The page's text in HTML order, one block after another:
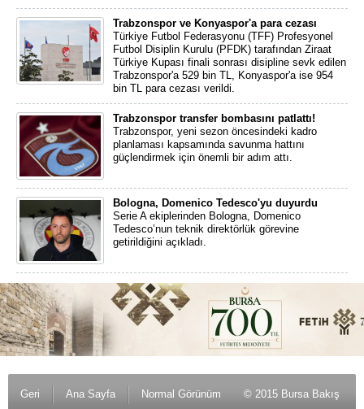
Trabzonspor ve Konyaspor'a para cezası
Türkiye Futbol Federasyonu (TFF) Profesyonel
Futbol Disiplin Kurulu (PFDK) tarafından Ziraat
Türkiye Kupası finali sonrası disipline sevk edilen
Trabzonspor'a 529 bin TL, Konyaspor'a ise 954
bin TL para cezası verildi.
Trabzonspor transfer bombasını patlattı!
Trabzonspor, yeni sezon öncesindeki kadro
planlaması kapsamında savunma hattını
güçlendirmek için önemli bir adım attı.
Bologna, Domenico Tedesco'yu duyurdu
Serie A ekiplerinden Bologna, Domenico
Tedesco’nun teknik direktörlük görevine
getirildiğini açıkladı.
Geri Ana Sayfa Normal Görünüm © 2015 Bursa Bakış